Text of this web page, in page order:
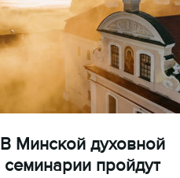
В Минской духовной
семинарии пройдут